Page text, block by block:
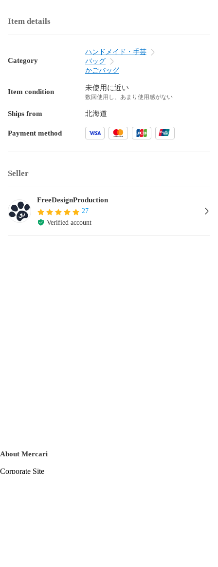
Item details
Category
ハンドメイド・手芸
バッグ
かごバッグ
Item condition 未使用に近い
数回使用し、あまり使用感がない
Ships from 北海道
Payment method
Seller
FreeDesignProduction
27
Verified account
About Mercari
Corporate Site